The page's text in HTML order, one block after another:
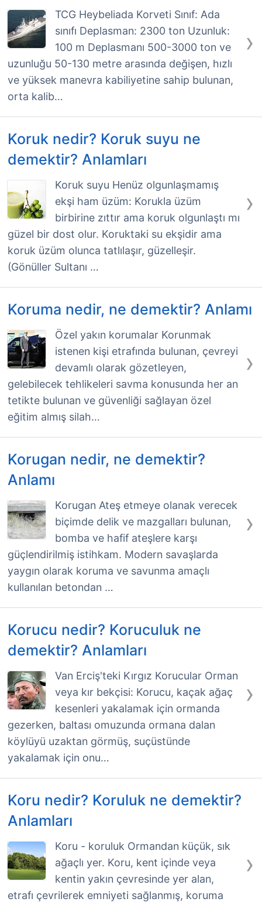
›
TCG Heybeliada Korveti Sınıf: Ada
sınıfı Deplasman: 2300 ton Uzunluk:
100 m Deplasmanı 500-3000 ton ve
uzunluğu 50-130 metre arasında değişen, hızlı
ve yüksek manevra kabiliyetine sahip bulunan,
orta kalib…
Koruk nedir? Koruk suyu ne
demektir? Anlamları
›
Koruk suyu Henüz olgunlaşmamış
ekşi ham üzüm: Korukla üzüm
birbirine zıttır ama koruk olgunlaştı mı
güzel bir dost olur. Koruktaki su ekşidir ama
koruk üzüm olunca tatlılaşır, güzelleşir.
(Gönüller Sultanı …
Koruma nedir, ne demektir? Anlamı
›
Özel yakın korumalar Korunmak
istenen kişi etrafında bulunan, çevreyi
devamlı olarak gözetleyen,
gelebilecek tehlikeleri savma konusunda her an
tetikte bulunan ve güvenliği sağlayan özel
eğitim almış silah…
Korugan nedir, ne demektir?
Anlamı
›
Korugan Ateş etmeye olanak verecek
biçimde delik ve mazgalları bulunan,
bomba ve hafif ateşlere karşı
güçlendirilmiş istihkam. Modern savaşlarda
yaygın olarak koruma ve savunma amaçlı
kullanılan betondan …
Korucu nedir? Koruculuk ne
demektir? Anlamları
›
Van Erciş'teki Kırgız Korucular Orman
veya kır bekçisi: Korucu, kaçak ağaç
kesenleri yakalamak için ormanda
gezerken, baltası omuzunda ormana dalan
köylüyü uzaktan görmüş, suçüstünde
yakalamak için onu…
Koru nedir? Koruluk ne demektir?
Anlamları
›
Koru - koruluk Ormandan küçük, sık
ağaçlı yer. Koru, kent içinde veya
kentin yakın çevresinde yer alan,
etrafı çevrilerek emniyeti sağlanmış, koruma